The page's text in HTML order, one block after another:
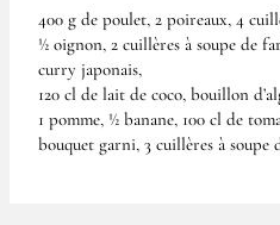
400 g de poulet, 2 poireaux, 4
½ oignon, 2 cuillères à soupe de
curry japonais,
120 cl de lait de coco, bouillon
1 pomme, ½ banane, 100 cl de
bouquet garni, 3 cuillères à soupe